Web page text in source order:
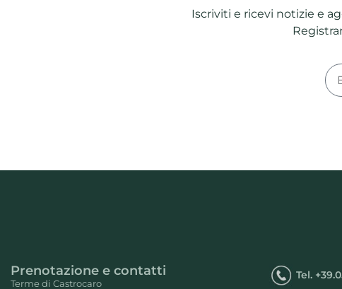
Iscriviti e ricevi notizie e
Prenotazione e contatti
Terme di Castrocaro
Tel.